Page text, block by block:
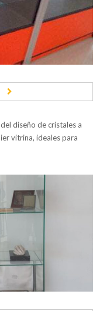
diseño de cristales a
vitrina, ideales para